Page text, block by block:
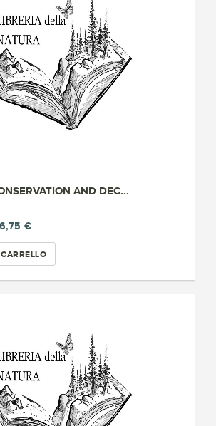
AND DEC...
€